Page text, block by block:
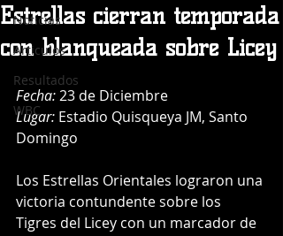
Noticias
Articulos
Resultados
WBC
Estrellas cierran temporada
con blanqueada sobre Licey
Fecha: 23 de Diciembre
Lugar: Estadio Quisqueya JM, Santo
Domingo
Los Estrellas Orientales lograron una
victoria contundente sobre los
Tigres del Licey con un marcador de